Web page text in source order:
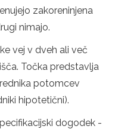
zakoreninjena
nimajo.
vej v dveh ali več
Točka predstavlja
potomcev
hipotetični).
dogodek -